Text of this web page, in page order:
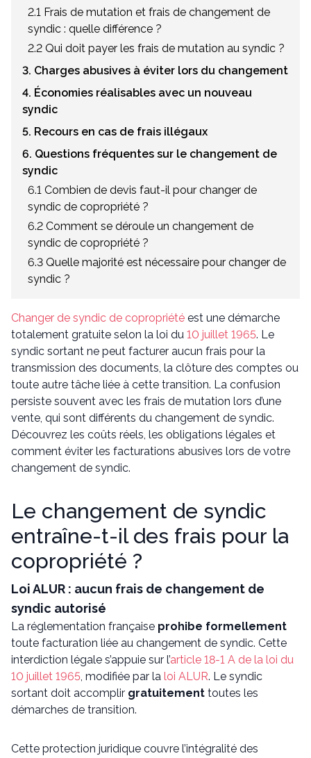
2.1 Frais de mutation et frais de changement de
syndic : quelle différence ?
2.2 Qui doit payer les frais de mutation au syndic ?
3. Charges abusives à éviter lors du changement
4. Économies réalisables avec un nouveau
syndic
5. Recours en cas de frais illégaux
6. Questions fréquentes sur le changement de
syndic
6.1 Combien de devis faut-il pour changer de
syndic de copropriété ?
6.2 Comment se déroule un changement de
syndic de copropriété ?
6.3 Quelle majorité est nécessaire pour changer de
syndic ?
Changer de syndic de copropriété est une démarche
totalement gratuite selon la loi du 10 juillet 1965. Le
syndic sortant ne peut facturer aucun frais pour la
transmission des documents, la clôture des comptes ou
toute autre tâche liée à cette transition. La confusion
persiste souvent avec les frais de mutation lors d’une
vente, qui sont différents du changement de syndic.
Découvrez les coûts réels, les obligations légales et
comment éviter les facturations abusives lors de votre
changement de syndic.
Le changement de syndic
entraîne-t-il des frais pour la
copropriété ?
Loi ALUR : aucun frais de changement de
syndic autorisé
La réglementation française prohibe formellement
toute facturation liée au changement de syndic. Cette
interdiction légale s’appuie sur l’article 18-1 A de la loi du
10 juillet 1965, modifiée par la loi ALUR. Le syndic
sortant doit accomplir gratuitement toutes les
démarches de transition.
Cette protection juridique couvre l’intégralité des